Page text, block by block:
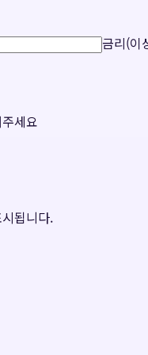
금리(이
세요
됩니다.